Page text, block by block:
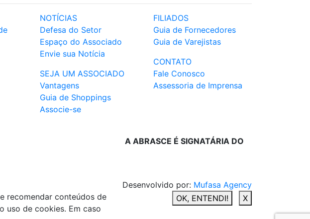
NOTÍCIAS
Defesa do Setor
Espaço do Associado
Envie sua Notícia
SEJA UM ASSOCIADO
Vantagens
Guia de Shoppings
Associe-se
FILIADOS
Guia de Fornecedores
Guia de Varejistas
CONTATO
Fale Conosco
Assessoria de Imprensa
A ABRASCE É SIGNATÁRIA DO
Desenvolvido por: Mufasa Agency
recomendar conteúdos de
uso de cookies. Em caso
OK, ENTENDI! X